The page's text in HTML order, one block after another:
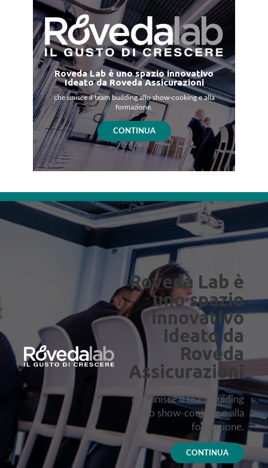
Roveda Lab è uno spazio innovativo
Ideato da Roveda Assicurazioni
che unisce il team building allo show-cooking e alla
formazione.
CONTINUA
Roveda Lab è
uno spazio
innovativo
Ideato da
Roveda
Assicurazioni
che unisce il team buiding
allo show-cooking e alla
formazione.
CONTINUA